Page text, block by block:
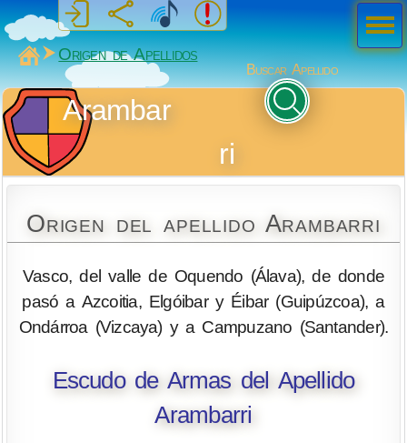
MiSabueso
Origen de Apellidos
Buscar Apellido
Arambar
ri
Origen del apellido Arambarri
Vasco, del valle de Oquendo (Álava), de donde
pasó a Azcoitia, Elgóibar y Éibar (Guipúzcoa), a
Ondárroa (Vizcaya) y a Campuzano (Santander).
Escudo de Armas del Apellido
Arambarri
Men
ú